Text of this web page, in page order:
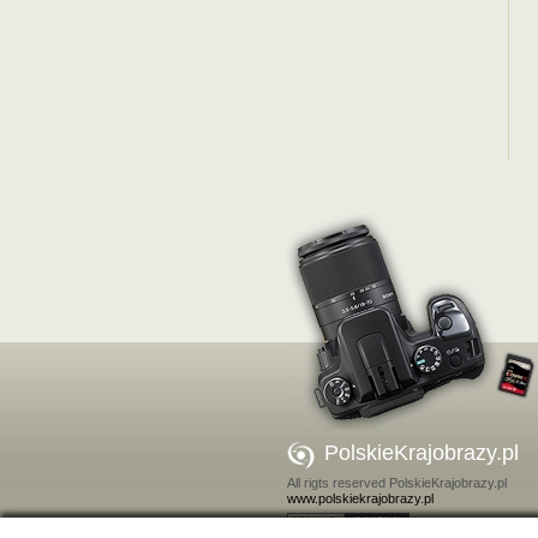
PolskieKrajobrazy.pl
All rigts reserved PolskieKrajobrazy.pl
www.polskiekrajobrazy.pl